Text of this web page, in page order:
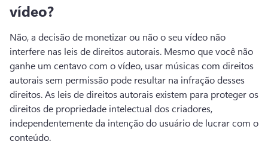
vídeo?
Não, a decisão de monetizar ou não o seu vídeo não
interfere nas leis de direitos autorais. Mesmo que você não
ganhe um centavo com o vídeo, usar músicas com direitos
autorais sem permissão pode resultar na infração desses
direitos. As leis de direitos autorais existem para proteger os
direitos de propriedade intelectual dos criadores,
independentemente da intenção do usuário de lucrar com o
conteúdo.